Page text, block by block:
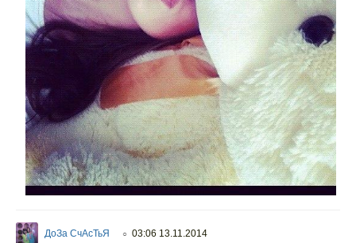
ДоЗа СчАсТьЯ ○ 03:06 13.11.2014